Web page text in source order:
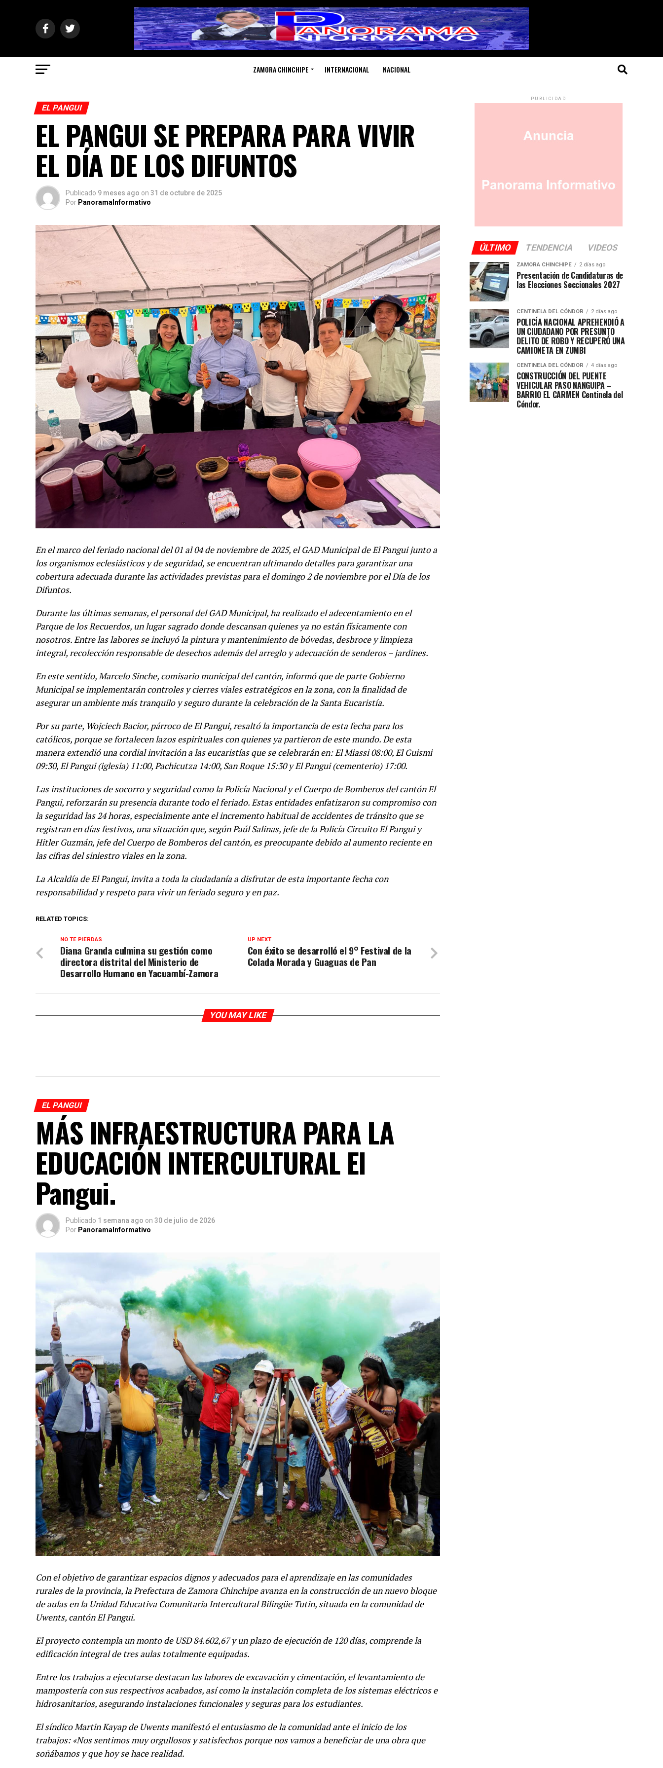
ZAMORA CHINCHIPE INTERNACIONAL NACIONAL
EL PANGUI
EL PANGUI SE PREPARA PARA VIVIR
EL DÍA DE LOS DIFUNTOS
Publicado 9 meses ago on 31 de octubre de 2025
Por PanoramaInformativo
En el marco del feriado nacional del 01 al 04 de noviembre de 2025, el GAD Municipal de El Pangui junto a
los organismos eclesiásticos y de seguridad, se encuentran ultimando detalles para garantizar una
cobertura adecuada durante las actividades previstas para el domingo 2 de noviembre por el Día de los
Difuntos.
Durante las últimas semanas, el personal del GAD Municipal, ha realizado el adecentamiento en el
Parque de los Recuerdos, un lugar sagrado donde descansan quienes ya no están físicamente con
nosotros. Entre las labores se incluyó la pintura y mantenimiento de bóvedas, desbroce y limpieza
integral, recolección responsable de desechos además del arreglo y adecuación de senderos – jardines.
En este sentido, Marcelo Sinche, comisario municipal del cantón, informó que de parte Gobierno
Municipal se implementarán controles y cierres viales estratégicos en la zona, con la finalidad de
asegurar un ambiente más tranquilo y seguro durante la celebración de la Santa Eucaristía.
Por su parte, Wojciech Bacior, párroco de El Pangui, resaltó la importancia de esta fecha para los
católicos, porque se fortalecen lazos espirituales con quienes ya partieron de este mundo. De esta
manera extendió una cordial invitación a las eucaristías que se celebrarán en: El Miassi 08:00, El Guismi
09:30, El Pangui (iglesia) 11:00, Pachicutza 14:00, San Roque 15:30 y El Pangui (cementerio) 17:00.
Las instituciones de socorro y seguridad como la Policía Nacional y el Cuerpo de Bomberos del cantón El
Pangui, reforzarán su presencia durante todo el feriado. Estas entidades enfatizaron su compromiso con
la seguridad las 24 horas, especialmente ante el incremento habitual de accidentes de tránsito que se
registran en días festivos, una situación que, según Paúl Salinas, jefe de la Policía Circuito El Pangui y
Hitler Guzmán, jefe del Cuerpo de Bomberos del cantón, es preocupante debido al aumento reciente en
las cifras del siniestro viales en la zona.
La Alcaldía de El Pangui, invita a toda la ciudadanía a disfrutar de esta importante fecha con
responsabilidad y respeto para vivir un feriado seguro y en paz.
RELATED TOPICS:
UP NEXT
Con éxito se desarrolló el 9° Festival de la
Colada Morada y Guaguas de Pan
NO TE PIERDAS
Diana Granda culmina su gestión como
directora distrital del Ministerio de
Desarrollo Humano en Yacuambí-Zamora
YOU MAY LIKE
EL PANGUI
MÁS INFRAESTRUCTURA PARA LA
EDUCACIÓN INTERCULTURAL El
Pangui.
Publicado 1 semana ago on 30 de julio de 2026
Por PanoramaInformativo
Con el objetivo de garantizar espacios dignos y adecuados para el aprendizaje en las comunidades
rurales de la provincia, la Prefectura de Zamora Chinchipe avanza en la construcción de un nuevo bloque
de aulas en la Unidad Educativa Comunitaria Intercultural Bilingüe Tutin, situada en la comunidad de
Uwents, cantón El Pangui.
El proyecto contempla un monto de USD 84.602,67 y un plazo de ejecución de 120 días, comprende la
edificación integral de tres aulas totalmente equipadas.
Entre los trabajos a ejecutarse destacan las labores de excavación y cimentación, el levantamiento de
mampostería con sus respectivos acabados, así como la instalación completa de los sistemas eléctricos e
hidrosanitarios, asegurando instalaciones funcionales y seguras para los estudiantes.
El síndico Martin Kayap de Uwents manifestó el entusiasmo de la comunidad ante el inicio de los
trabajos: «Nos sentimos muy orgullosos y satisfechos porque nos vamos a beneficiar de una obra que
soñábamos y que hoy se hace realidad.
PUBLICIDAD
ÚLTIMO TENDENCIA VIDEOS
ZAMORA CHINCHIPE 2 días ago
Presentación de Candidaturas de
las Elecciones Seccionales 2027
CENTINELA DEL CÓNDOR 2 días ago
POLICÍA NACIONAL APREHENDIÓ A
UN CIUDADANO POR PRESUNTO
DELITO DE ROBO Y RECUPERÓ UNA
CAMIONETA EN ZUMBI
CENTINELA DEL CÓNDOR 4 días ago
CONSTRUCCIÓN DEL PUENTE
VEHICULAR PASO NANGUIPA –
BARRIO EL CARMEN Centinela del
Cóndor.